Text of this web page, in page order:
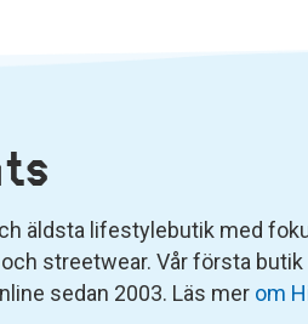
äldsta lifestylebutik med
streetwear. Vår första
sedan 2003. Läs mer om